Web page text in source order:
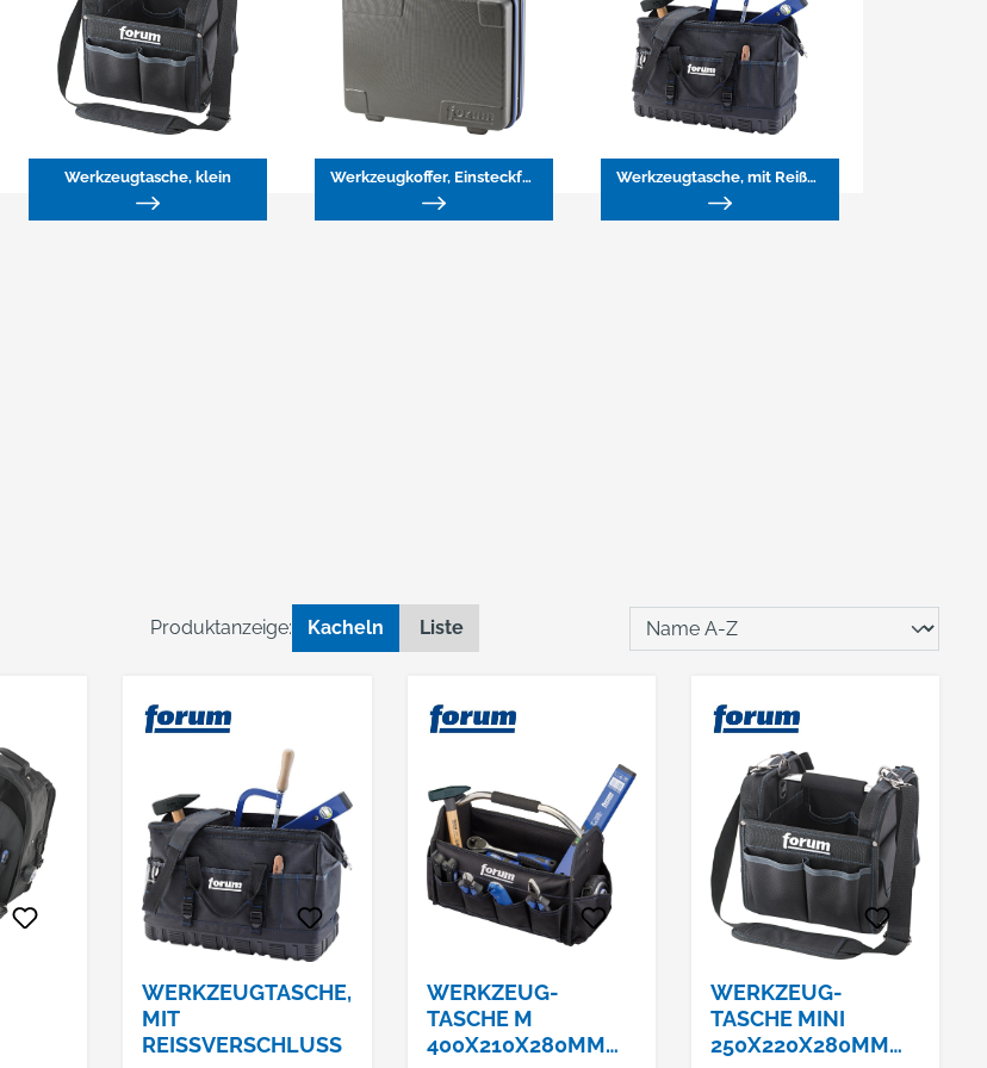
Werkzeugtasche, klein Werkzeugkoffer, Einsteckfächer Werkzeugtasche, mit Reißverschluss
Produktanzeige: Kacheln Liste
WERKZEUGTASCHE,
MIT
REISSVERSCHLUSS
WERKZEUG-
TASCHE M
400X210X280MM
WERKZEUG-
TASCHE MINI
250X220X280MM